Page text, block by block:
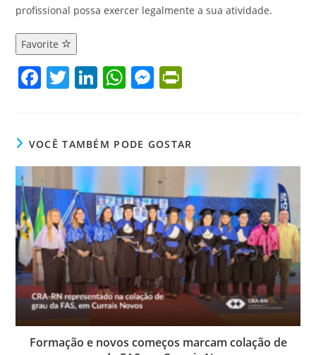
profissional possa exercer legalmente a sua atividade.
Favorite
F
e
b
o
o
k
T
er
Li
e
dI
n
W
s
A
p
p
M
e
n
g
er
ri
e
n
dl
y
VOCÊ TAMBÉM PODE GOSTAR
Formação e novos começos marcam colação de